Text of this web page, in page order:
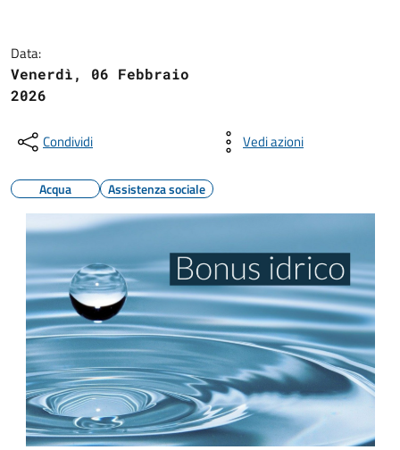
Data:
Venerdì, 06 Febbraio
2026
Condividi Vedi azioni
Acqua Assistenza sociale